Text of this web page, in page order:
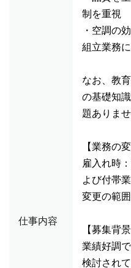
仕事内容
制を重視
・空調の
組立業務
なお、教
の基礎知
題ありませ
【業務の
雇入れ時
よび付帯
変更の範
【募集背景
業績好調
検討され